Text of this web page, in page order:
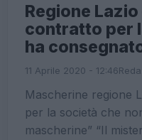
Regione Lazio
contratto per
ha
11 Aprile 2020 - 12:46
Mascherine regione
per la società che
mascherine” “Il